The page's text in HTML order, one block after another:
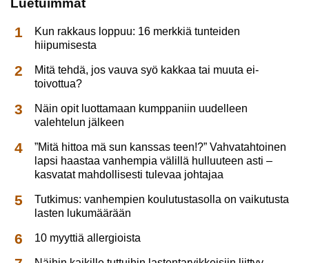
Luetuimmat
Kun rakkaus loppuu: 16 merkkiä tunteiden
hiipumisesta
Mitä tehdä, jos vauva syö kakkaa tai muuta ei-
toivottua?
Näin opit luottamaan kumppaniin uudelleen
valehtelun jälkeen
”Mitä hittoa mä sun kanssas teen!?” Vahvatahtoinen
lapsi haastaa vanhempia välillä hulluuteen asti –
kasvatat mahdollisesti tulevaa johtajaa
Tutkimus: vanhempien koulutustasolla on vaikutusta
lasten lukumäärään
10 myyttiä allergioista